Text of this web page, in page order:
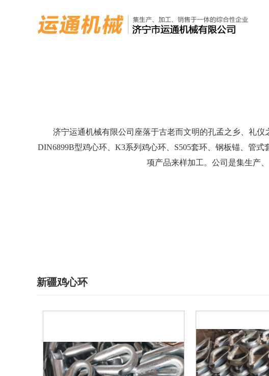
济宁运通机械有限公司座落于古老而文明的孔孟之乡、礼
DIN6899B型鸡心环、K3系列鸡心环、S505套环、钢板锚、管
项产品来样加工。公司是集生产
新疆鸡心环